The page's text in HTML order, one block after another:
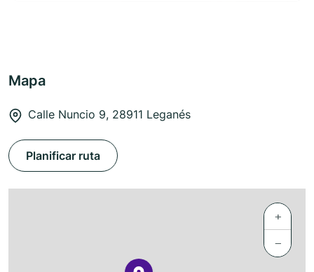
Mapa
Calle Nuncio 9, 28911 Leganés
Planificar ruta
+
−